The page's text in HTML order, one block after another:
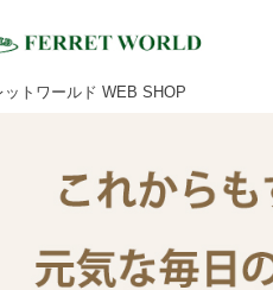
ットワールド WEB SHOP